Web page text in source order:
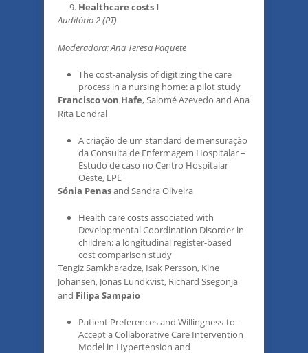
Healthcare costs I
Auditório 2 (PT)
Moderadora: Ana Teresa Paquete
The cost-analysis of digitizing the care
process in a nursing home: a pilot study
Francisco von Hafe, Salomé Azevedo and Ana
Rita Londral
A criação de um standard de mensuração
da Consulta de Enfermagem Hospitalar –
Estudo de caso no Centro Hospitalar
Oeste, EPE
Sónia Penasand Sandra Oliveira
Health care costs associated with
Developmental Coordination Disorder in
children: a longitudinal register-based
cost comparison study
Tengiz Samkharadze, Isak Persson, Kine
Johansen, Jonas Lundkvist, Richard Ssegonja
and Filipa Sampaio
Patient Preferences and Willingness-to-
Accept a Collaborative Care Intervention
Model in Hypertension and